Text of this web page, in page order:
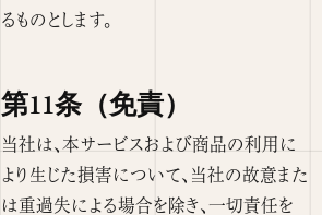
るものとします。
第11条（免責）
当社は、本サービスおよび商品の利用に
より生じた損害について、当社の故意また
は重過失による場合を除き、一切責任を